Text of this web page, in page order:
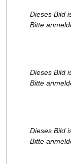
Dieses Bild
Bitte
Dieses Bild
Bitte
Dieses Bild
Bitte